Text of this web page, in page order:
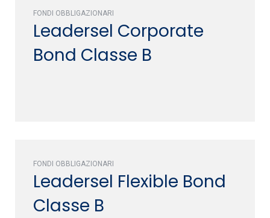
FONDI OBBLIGAZIONARI
Leadersel Corporate
Bond Classe B
FONDI OBBLIGAZIONARI
Leadersel Flexible Bond
Classe B